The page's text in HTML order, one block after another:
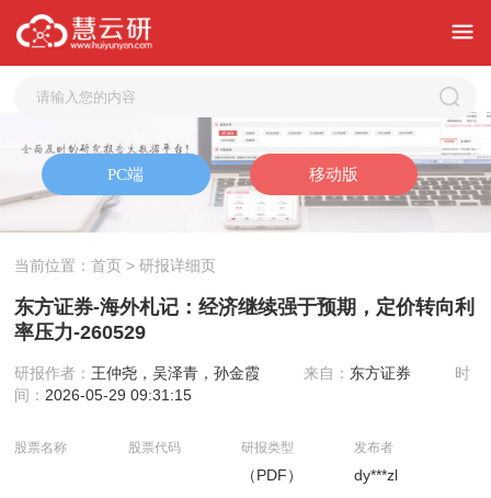
当前位置：首页 > 研报详细页
东方证券-海外札记：经济继续强于预期，定价转向利
率压力-260529
研报作者： 王仲尧，吴泽青，孙金霞 来自： 东方证券
时
间： 2026-05-29 09:31:15
股票名称 股票代码 研报类型
（PDF）
发布者
dy***zl